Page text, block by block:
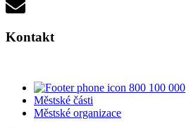
Kontakt
800 100 000
Městské části
Městské organizace